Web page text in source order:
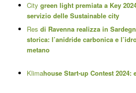
City green light premiata a Key
servizio delle Sustainable city
Res di Ravenna realizza in
storica: l’anidride carbonica e
metano
Klimahouse Start-up Contest 2024: